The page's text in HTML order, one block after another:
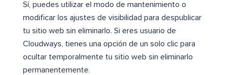
Sí, puedes utilizar el modo de mantenimiento o
modificar los ajustes de visibilidad para despublicar
tu sitio web sin eliminarlo. Si eres usuario de
Cloudways, tienes una opción de un solo clic para
ocultar temporalmente tu sitio web sin eliminarlo
permanentemente.